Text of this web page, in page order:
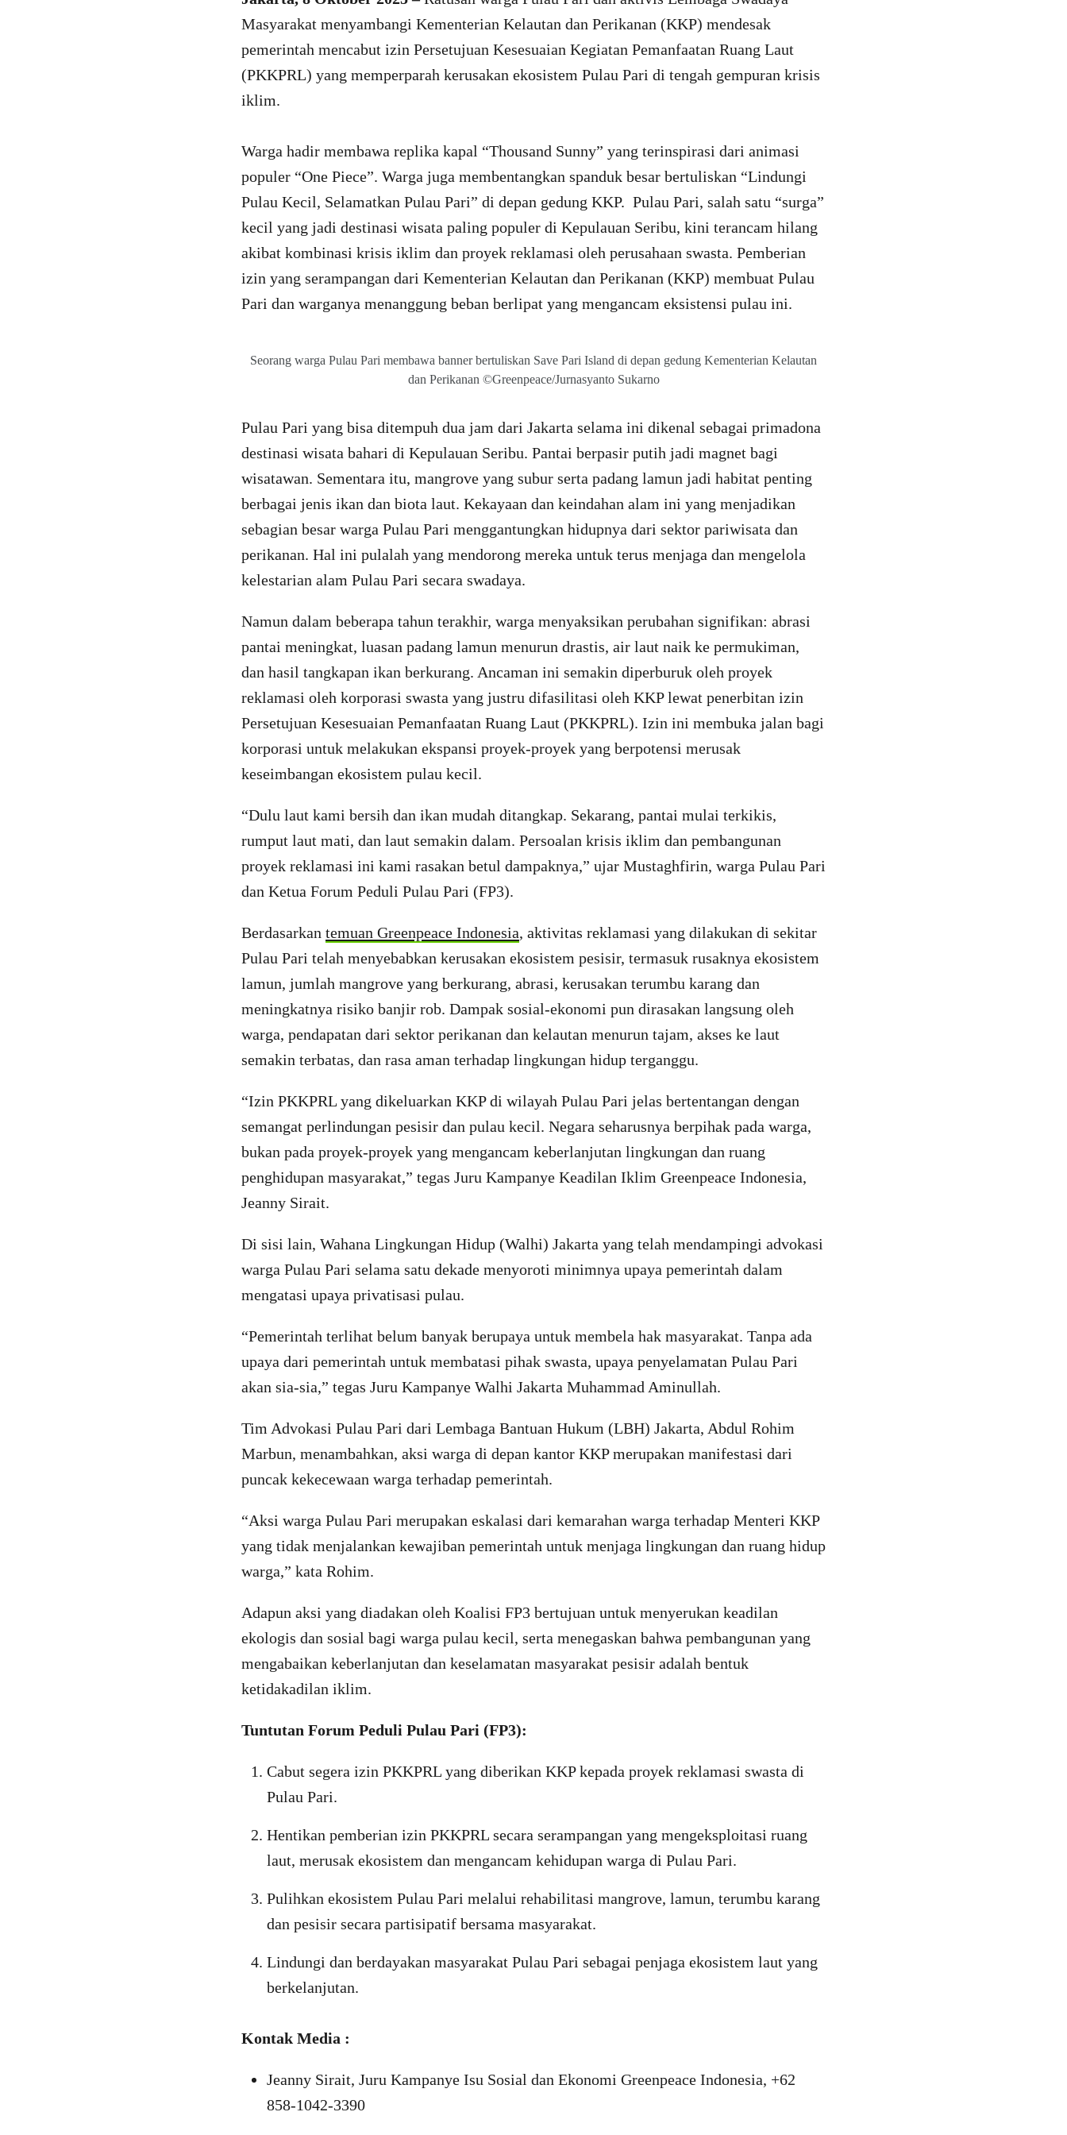
Masyarakat menyambangi Kementerian Kelautan dan Perikanan (KKP) mendesak
pemerintah mencabut izin Persetujuan Kesesuaian Kegiatan Pemanfaatan Ruang Laut
(PKKPRL) yang memperparah kerusakan ekosistem Pulau Pari di tengah gempuran krisis
iklim.
Warga hadir membawa replika kapal “Thousand Sunny” yang terinspirasi dari animasi
populer “One Piece”. Warga juga membentangkan spanduk besar bertuliskan “Lindungi
Pulau Kecil, Selamatkan Pulau Pari” di depan gedung KKP. Pulau Pari, salah satu “surga”
kecil yang jadi destinasi wisata paling populer di Kepulauan Seribu, kini terancam hilang
akibat kombinasi krisis iklim dan proyek reklamasi oleh perusahaan swasta. Pemberian
izin yang serampangan dari Kementerian Kelautan dan Perikanan (KKP) membuat Pulau
Pari dan warganya menanggung beban berlipat yang mengancam eksistensi pulau ini.
Seorang warga Pulau Pari membawa banner bertuliskan Save Pari Island di depan gedung Kementerian Kelautan
dan Perikanan ©Greenpeace/Jurnasyanto Sukarno
Pulau Pari yang bisa ditempuh dua jam dari Jakarta selama ini dikenal sebagai primadona
destinasi wisata bahari di Kepulauan Seribu. Pantai berpasir putih jadi magnet bagi
wisatawan. Sementara itu, mangrove yang subur serta padang lamun jadi habitat penting
berbagai jenis ikan dan biota laut. Kekayaan dan keindahan alam ini yang menjadikan
sebagian besar warga Pulau Pari menggantungkan hidupnya dari sektor pariwisata dan
perikanan. Hal ini pulalah yang mendorong mereka untuk terus menjaga dan mengelola
kelestarian alam Pulau Pari secara swadaya.
Namun dalam beberapa tahun terakhir, warga menyaksikan perubahan signifikan: abrasi
pantai meningkat, luasan padang lamun menurun drastis, air laut naik ke permukiman,
dan hasil tangkapan ikan berkurang. Ancaman ini semakin diperburuk oleh proyek
reklamasi oleh korporasi swasta yang justru difasilitasi oleh KKP lewat penerbitan izin
Persetujuan Kesesuaian Pemanfaatan Ruang Laut (PKKPRL). Izin ini membuka jalan bagi
korporasi untuk melakukan ekspansi proyek-proyek yang berpotensi merusak
keseimbangan ekosistem pulau kecil.
“Dulu laut kami bersih dan ikan mudah ditangkap. Sekarang, pantai mulai terkikis,
rumput laut mati, dan laut semakin dalam. Persoalan krisis iklim dan pembangunan
proyek reklamasi ini kami rasakan betul dampaknya,” ujar Mustaghfirin, warga Pulau Pari
dan Ketua Forum Peduli Pulau Pari (FP3).
Berdasarkan temuan Greenpeace Indonesia, aktivitas reklamasi yang dilakukan di sekitar
Pulau Pari telah menyebabkan kerusakan ekosistem pesisir, termasuk rusaknya ekosistem
lamun, jumlah mangrove yang berkurang, abrasi, kerusakan terumbu karang dan
meningkatnya risiko banjir rob. Dampak sosial-ekonomi pun dirasakan langsung oleh
warga, pendapatan dari sektor perikanan dan kelautan menurun tajam, akses ke laut
semakin terbatas, dan rasa aman terhadap lingkungan hidup terganggu.
“Izin PKKPRL yang dikeluarkan KKP di wilayah Pulau Pari jelas bertentangan dengan
semangat perlindungan pesisir dan pulau kecil. Negara seharusnya berpihak pada warga,
bukan pada proyek-proyek yang mengancam keberlanjutan lingkungan dan ruang
penghidupan masyarakat,” tegas Juru Kampanye Keadilan Iklim Greenpeace Indonesia,
Jeanny Sirait.
Di sisi lain, Wahana Lingkungan Hidup (Walhi) Jakarta yang telah mendampingi advokasi
warga Pulau Pari selama satu dekade menyoroti minimnya upaya pemerintah dalam
mengatasi upaya privatisasi pulau.
“Pemerintah terlihat belum banyak berupaya untuk membela hak masyarakat. Tanpa ada
upaya dari pemerintah untuk membatasi pihak swasta, upaya penyelamatan Pulau Pari
akan sia-sia,” tegas Juru Kampanye Walhi Jakarta Muhammad Aminullah.
Tim Advokasi Pulau Pari dari Lembaga Bantuan Hukum (LBH) Jakarta, Abdul Rohim
Marbun, menambahkan, aksi warga di depan kantor KKP merupakan manifestasi dari
puncak kekecewaan warga terhadap pemerintah.
“Aksi warga Pulau Pari merupakan eskalasi dari kemarahan warga terhadap Menteri KKP
yang tidak menjalankan kewajiban pemerintah untuk menjaga lingkungan dan ruang hidup
warga,” kata Rohim.
Adapun aksi yang diadakan oleh Koalisi FP3 bertujuan untuk menyerukan keadilan
ekologis dan sosial bagi warga pulau kecil, serta menegaskan bahwa pembangunan yang
mengabaikan keberlanjutan dan keselamatan masyarakat pesisir adalah bentuk
ketidakadilan iklim.
Tuntutan Forum Peduli Pulau Pari (FP3):
Cabut segera izin PKKPRL yang diberikan KKP kepada proyek reklamasi swasta di
Pulau Pari.
Hentikan pemberian izin PKKPRL secara serampangan yang mengeksploitasi ruang
laut, merusak ekosistem dan mengancam kehidupan warga di Pulau Pari.
Pulihkan ekosistem Pulau Pari melalui rehabilitasi mangrove, lamun, terumbu karang
dan pesisir secara partisipatif bersama masyarakat.
Lindungi dan berdayakan masyarakat Pulau Pari sebagai penjaga ekosistem laut yang
berkelanjutan.
Kontak Media :
Jeanny Sirait, Juru Kampanye Isu Sosial dan Ekonomi Greenpeace Indonesia, +62
858-1042-3390